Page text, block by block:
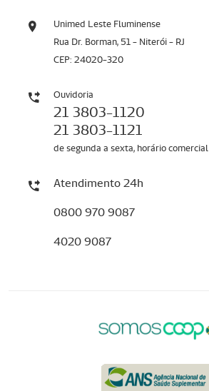
Unimed Leste Fluminense
Rua Dr. Borman, 51 - Niterói - RJ
CEP: 24020-320
Ouvidoria
21 3803-1120
21 3803-1121
de segunda a sexta, horário comercial
Atendimento 24h
0800 970 9087
4020 9087